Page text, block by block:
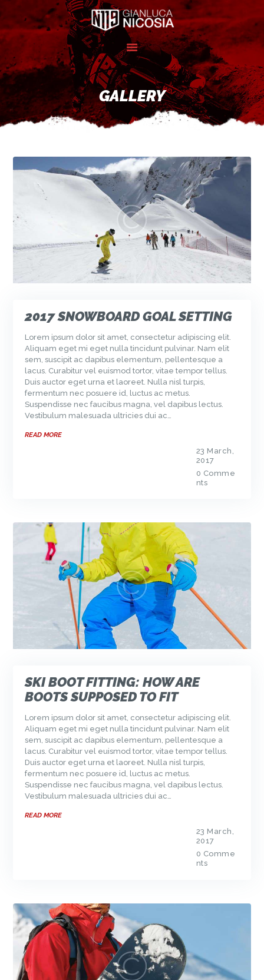
GALLERY
INICIO
NICOSIA 119
SPONSORS
GALERÍA
2017 SNOWBOARD GOAL SETTING
Lorem ipsum dolor sit amet, consectetur adipiscing elit.
Aliquam eget mi eget nulla tincidunt pulvinar. Nam elit
sem, suscipit ac dapibus elementum, pellentesque a
lacus. Curabitur vel euismod tortor, vitae tempor tellus.
Duis auctor eget urna et laoreet. Nulla nisl turpis,
fermentum nec posuere id, luctus ac metus.
Suspendisse nec faucibus magna, vel dapibus lectus.
Vestibulum malesuada ultricies dui ac…
READ MORE
23 March,
2017
0 Comme
nts
SKI BOOT FITTING: HOW ARE
BOOTS SUPPOSED TO FIT
Lorem ipsum dolor sit amet, consectetur adipiscing elit.
Aliquam eget mi eget nulla tincidunt pulvinar. Nam elit
sem, suscipit ac dapibus elementum, pellentesque a
lacus. Curabitur vel euismod tortor, vitae tempor tellus.
Duis auctor eget urna et laoreet. Nulla nisl turpis,
fermentum nec posuere id, luctus ac metus.
Suspendisse nec faucibus magna, vel dapibus lectus.
Vestibulum malesuada ultricies dui ac…
READ MORE
23 March,
2017
0 Comme
nts